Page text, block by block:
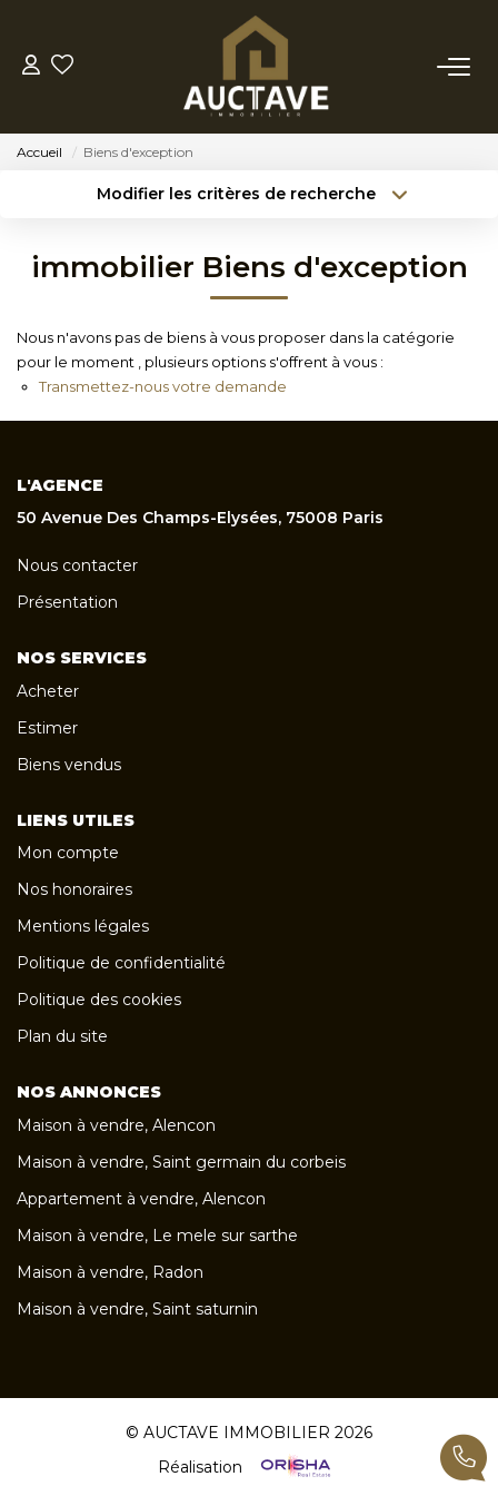
ACHETER
NOTRE PHILOSOPHIE
Accueil Biens d'exception
Modifier les critères de recherche
Type de bien
Budget max Référence
Plus de critères
immobilier Biens d'exception
Nous n'avons pas de biens à vous proposer dans la catégorie
pour le moment , plusieurs options s'offrent à vous :
Transmettez-nous votre demande
L'AGENCE
50 Avenue Des Champs-Elysées, 75008 Paris
Nous contacter
Présentation
NOS SERVICES
Acheter
Estimer
Biens vendus
LIENS UTILES
Mon compte
Nos honoraires
Mentions légales
Politique de confidentialité
Politique des cookies
Plan du site
NOS ANNONCES
Maison à vendre, Alencon
Maison à vendre, Saint germain du corbeis
Appartement à vendre, Alencon
Maison à vendre, Le mele sur sarthe
Maison à vendre, Radon
Maison à vendre, Saint saturnin
© AUCTAVE IMMOBILIER 2026
Réalisation